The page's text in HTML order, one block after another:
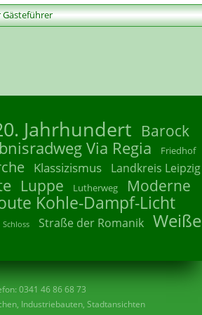
Gästeführer
Jahrhundert Barock
Via Regia Friedhof
Klassizismus Landkreis Leipzig
Luppe Lutherweg Moderne
Kohle-Dampf-Licht
Schloss Straße der Romanik Weiße
0341 46 86 68 73
Industriebauten, Stadtansichten